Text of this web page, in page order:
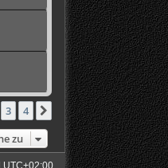
3 4 Nächste
zu
UTC+02:00